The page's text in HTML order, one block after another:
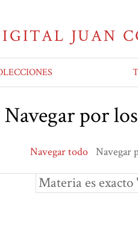
Navegar por
Navegar todo Navegar
Materia es